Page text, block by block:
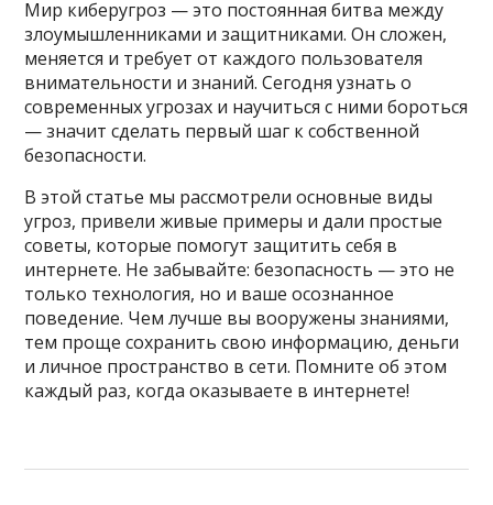
Мир киберугроз — это постоянная битва между
злоумышленниками и защитниками. Он сложен,
меняется и требует от каждого пользователя
внимательности и знаний. Сегодня узнать о
современных угрозах и научиться с ними бороться
— значит сделать первый шаг к собственной
безопасности.
В этой статье мы рассмотрели основные виды
угроз, привели живые примеры и дали простые
советы, которые помогут защитить себя в
интернете. Не забывайте: безопасность — это не
только технология, но и ваше осознанное
поведение. Чем лучше вы вооружены знаниями,
тем проще сохранить свою информацию, деньги
и личное пространство в сети. Помните об этом
каждый раз, когда оказываете в интернете!